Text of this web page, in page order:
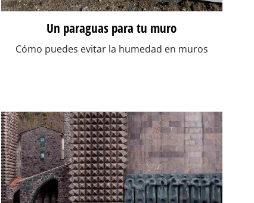
Un paraguas para tu muro
Cómo puedes evitar la humedad en muros